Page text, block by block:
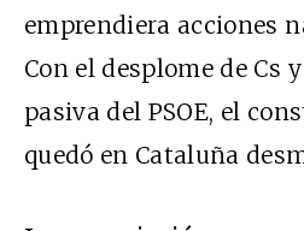
emprendiera acciones
Con el desplome de Cs
pasiva del PSOE, el
quedó en Cataluña